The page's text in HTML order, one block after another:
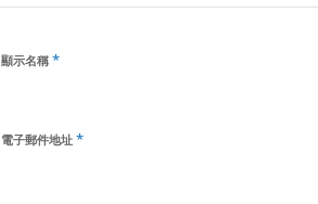
顯示名稱 *
電子郵件地址 *